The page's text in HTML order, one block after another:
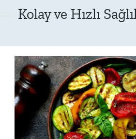
Sağlık Rehberi
Editörler
Blog
İletişim
Kolay ve Hızlı